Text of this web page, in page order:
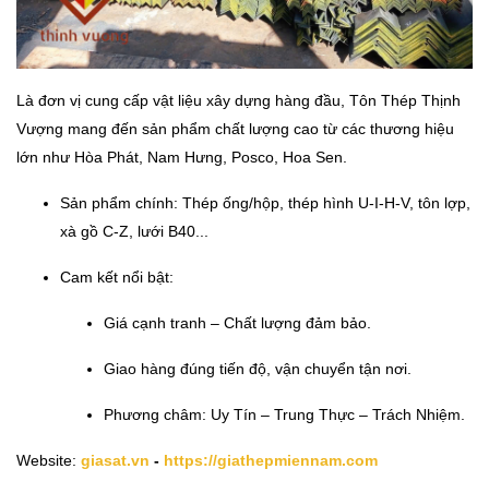
Là đơn vị cung cấp vật liệu xây dựng hàng đầu, Tôn Thép Thịnh
Vượng mang đến sản phẩm chất lượng cao từ các thương hiệu
lớn như Hòa Phát, Nam Hưng, Posco, Hoa Sen.
Sản phẩm chính: Thép ống/hộp, thép hình U-I-H-V, tôn lợp,
xà gồ C-Z, lưới B40...
Cam kết nổi bật:
Giá cạnh tranh – Chất lượng đảm bảo.
Giao hàng đúng tiến độ, vận chuyển tận nơi.
Phương châm: Uy Tín – Trung Thực – Trách Nhiệm.
Website: giasat.vn - https://giathepmiennam.com